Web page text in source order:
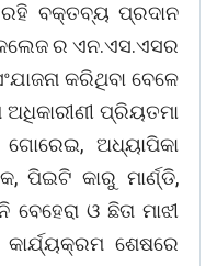
ବକ୍ତବ୍ୟ ପ୍ରଦାନ
ର ଏନ.ଏସ.ଏସର
କରିଥିବା ବେଳେ
ପ୍ରିୟତମା
ଅଧ୍ୟାପିକା
ପିଇଟି କାରୁ ମାର୍ଣ୍ଡି,
ଓ ଛିତା ମାଝୀ
ଶେଷରେ